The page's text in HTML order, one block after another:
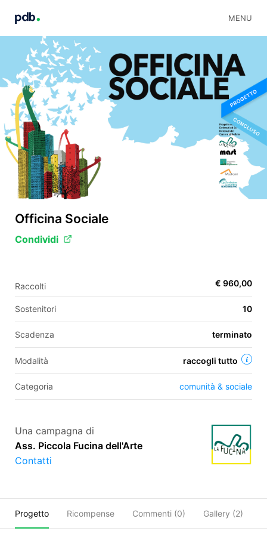
MENU
IT
FR
ES
Officina Sociale
Condividi
Raccolti € 960,00
Sostenitori 10
Scadenza terminato
Modalità raccogli tutto
Categoria comunità & sociale
Una campagna di
Ass. Piccola Fucina dell'Arte
Contatti
Progetto Ricompense Commenti (0) Gallery (2)